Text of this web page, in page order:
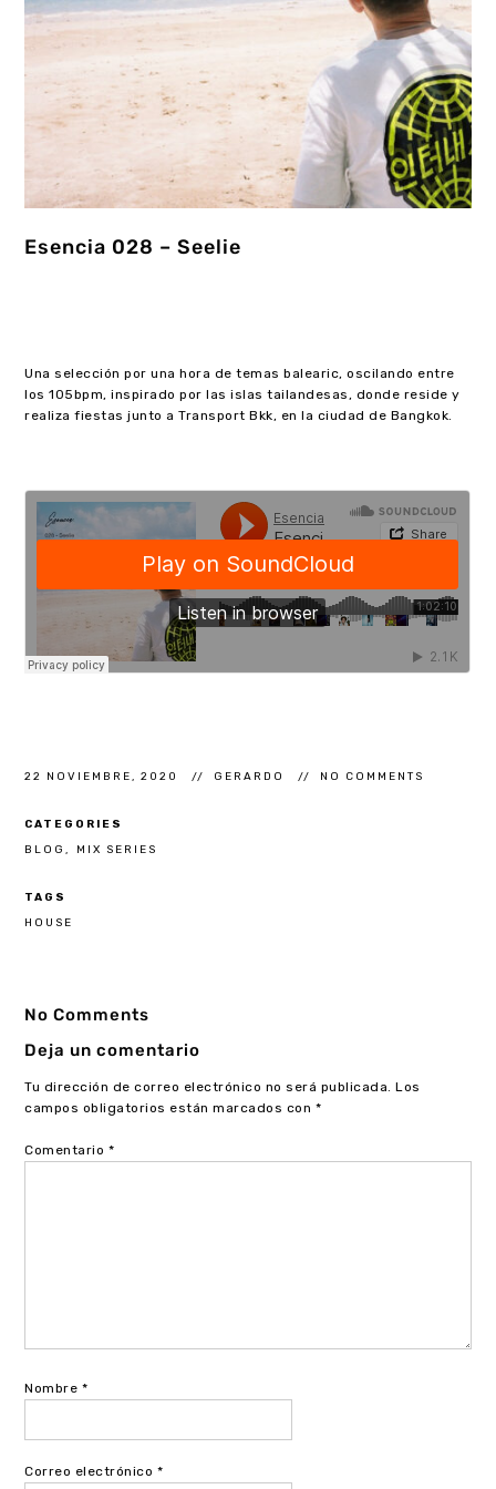
Esencia 028 – Seelie
Una selección por una hora de temas balearic, oscilando entre
los 105bpm, inspirado por las islas tailandesas, donde reside y
realiza fiestas junto a Transport Bkk, en la ciudad de Bangkok.
22 NOVIEMBRE, 2020 GERARDO NO COMMENTS
CATEGORIES
BLOG MIX SERIES
TAGS
HOUSE
No Comments
Deja un comentario
Tu dirección de correo electrónico no será publicada. Los
campos obligatorios están marcados con *
Comentario *
Nombre *
Correo electrónico *